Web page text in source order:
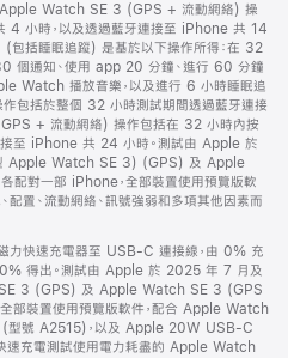
Apple Watch SE 3 (GPS + 流動網絡) 操
4 小時，以及透過藍牙連接至 iPhone 共 14
(包括睡眠追蹤) 是基於以下操作所得：在 32
個通知、使用 app 20 分鐘、進行 60 分鐘
Watch 播放音樂，以及進行 6 小時睡眠追
包括於整個 32 小時測試期間透過藍牙連接
+ 流動網絡) 操作包括在 32 小時內按
接至 iPhone 共 24 小時。測試由 Apple 於
Apple Watch SE 3) (GPS) 及 Apple
對一部 iPhone，全部裝置使用預覽版軟
配置、流動網絡、訊號強弱和多項其他因素而
快速充電器至 USB-C 連接線，由 0% 充
得出。測試由 Apple 於 2025 年 7 月及
3 (GPS) 及 Apple Watch SE 3 (GPS
部裝置使用預覽版軟件，配合 Apple Watch
型號 A2515)，以及 Apple 20W USB-C
速充電測試使用電力耗盡的 Apple Watch